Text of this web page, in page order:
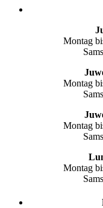
Montag
Montag
Montag
Montag